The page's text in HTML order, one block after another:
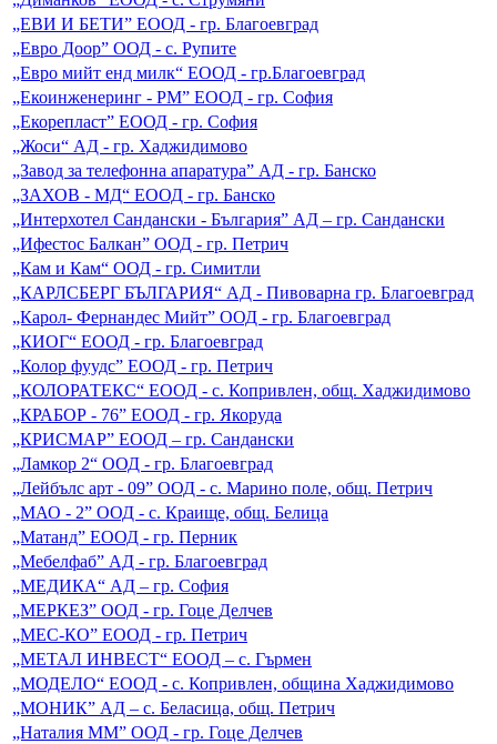
„ЕВИ И БЕТИ” ЕООД - гр. Благоевград
„Евро Доор” ООД - с. Рупите
„Евро мийт енд милк“ ЕООД - гр.Благоевград
„Екоинженеринг - РМ” ЕООД - гр. София
„Екорепласт” ЕООД - гр. София
„Жоси“ АД - гр. Хаджидимово
„Завод за телефонна апаратура” АД - гр. Банско
„ЗАХОВ - МД“ ЕООД - гр. Банско
„Интерхотел Сандански - България” АД – гр. Сандански
„Ифестос Балкан” ООД - гр. Петрич
„Кам и Кам“ ООД - гр. Симитли
„КАРЛСБЕРГ БЪЛГАРИЯ“ АД - Пивоварна гр. Благоевград
„Карол- Фернандес Мийт” ООД - гр. Благоевград
„КИОГ“ ЕООД - гр. Благоевград
„Колор фуудс” ЕООД - гр. Петрич
„КОЛОРАТЕКС“ ЕООД - с. Копривлен, общ. Хаджидимово
„КРАБОР - 76” ЕООД - гр. Якоруда
„КРИСМАР” ЕООД – гр. Сандански
„Ламкор 2“ ООД - гр. Благоевград
„Лейбълс арт - 09” ООД - с. Марино поле, общ. Петрич
„МАО - 2” ООД - с. Краище, общ. Белица
„Матанд” ЕООД - гр. Перник
„Мебелфаб” АД - гр. Благоевград
„МЕДИКА“ АД – гр. София
„МЕРКЕЗ” ООД - гр. Гоце Делчев
„МЕС-КО” ЕООД - гр. Петрич
„МЕТАЛ ИНВЕСТ“ ЕООД – с. Гърмен
„МОДЕЛО“ ЕООД - с. Копривлен, община Хаджидимово
„МОНИК” АД – с. Беласица, общ. Петрич
„Наталия ММ” ООД - гр. Гоце Делчев